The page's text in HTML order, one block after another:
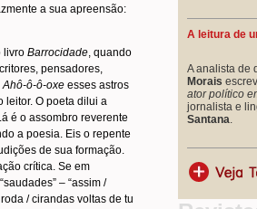
a sua apreensão:
livro Barrocidade, quando
pensadores,
Ahô-ô-ô-oxe esses astros
leitor. O poeta dilui a
é o assombro reverente
a poesia. Eis o repente
de sua formação.
crítica. Se em
– “assim /
/ cirandas voltas de tu
A leitura de
A analista de
Morais
ator político
jornalista e
Santana